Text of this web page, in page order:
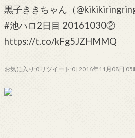
黒子ききちゃん（@kikikiringring
#池ハロ2日目 20161030②
https://t.co/kFg5JZHMMQ
お気に入り:0 リツイート:0 | 2016年11月08日 05